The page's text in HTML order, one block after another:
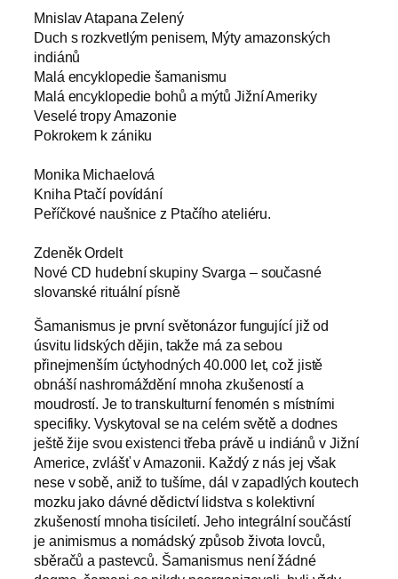
Mnislav Atapana Zelený
Duch s rozkvetlým penisem, Mýty amazonských
indiánů
Malá encyklopedie šamanismu
Malá encyklopedie bohů a mýtů Jižní Ameriky
Veselé tropy Amazonie
Pokrokem k zániku
Monika Michaelová
Kniha Ptačí povídání
Peříčkové naušnice z Ptačího ateliéru.
Zdeněk Ordelt
Nové CD hudební skupiny Svarga – současné
slovanské rituální písně
Šamanismus je první světonázor fungující již od
úsvitu lidských dějin, takže má za sebou
přinejmenším úctyhodných 40.000 let, což jistě
obnáší nashromáždění mnoha zkušeností a
moudrostí. Je to transkulturní fenomén s místními
specifiky. Vyskytoval se na celém světě a dodnes
ještě žije svou existenci třeba právě u indiánů v Jižní
Americe, zvlášť v Amazonii. Každý z nás jej však
nese v sobě, aniž to tušíme, dál v zapadlých koutech
mozku jako dávné dědictví lidstva s kolektivní
zkušeností mnoha tisíciletí. Jeho integrální součástí
je animismus a nomádský způsob života lovců,
sběračů a pastevců. Šamanismus není žádné